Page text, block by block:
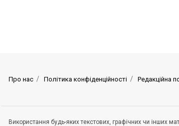
Про нас Політика конфіденційності Редакційна
Використання будь-яких текстових, графічних чи інших